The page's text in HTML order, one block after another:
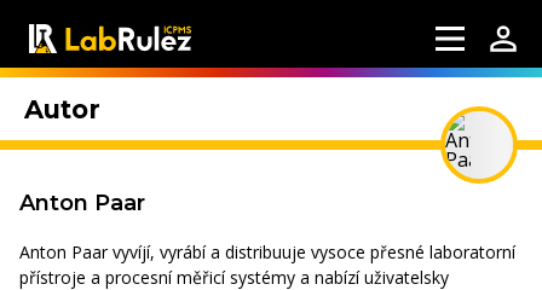
Autor
Anton Paar
Anton Paar vyvíjí, vyrábí a distribuuje vysoce přesné laboratorní
přístroje a procesní měřicí systémy a nabízí uživatelsky